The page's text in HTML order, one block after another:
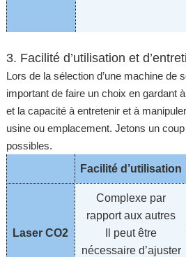
3. Facilité d’utilisation et
Lors de la sélection d’une machine de
important de faire un choix en gardant
et la capacité à entretenir et à
usine ou emplacement. Jetons un
possibles.
Facilité d’utilisation
Laser CO2
Complexe par
rapport aux autres
Il peut être
nécessaire d’ajuster